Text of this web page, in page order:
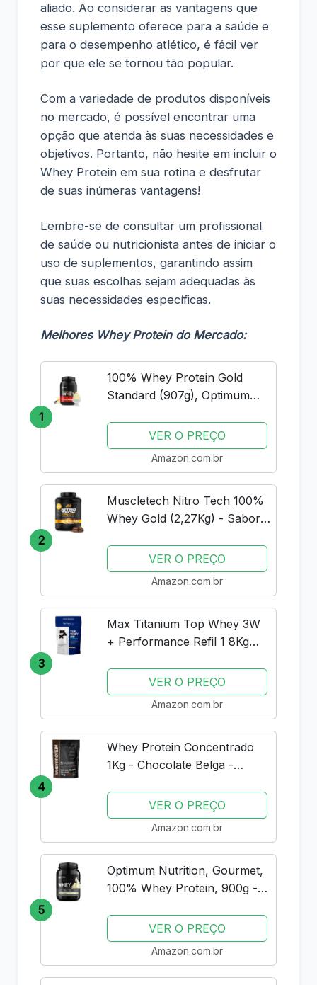
aliado. Ao considerar as vantagens que
esse suplemento oferece para a saúde e
para o desempenho atlético, é fácil ver
por que ele se tornou tão popular.
Com a variedade de produtos disponíveis
no mercado, é possível encontrar uma
opção que atenda às suas necessidades e
objetivos. Portanto, não hesite em incluir o
Whey Protein em sua rotina e desfrutar
de suas inúmeras vantagens!
Lembre-se de consultar um profissional
de saúde ou nutricionista antes de iniciar o
uso de suplementos, garantindo assim
que suas escolhas sejam adequadas às
suas necessidades específicas.
Melhores Whey Protein do Mercado:
1
100% Whey Protein Gold
Standard (907g), Optimum
VER O PREÇO
Amazon.com.br
2
Muscletech Nitro Tech 100%
Whey Gold (2,27Kg) - Sabor
Muscle TechVER O PREÇO
Amazon.com.br
3
Max Titanium Top Whey 3W
+ Performance Refil 1 8Kg
VER O PREÇO
Amazon.com.br
4
Whey Protein Concentrado
1Kg - Chocolate Belga -
VER O PREÇO
Amazon.com.br
5
Optimum Nutrition, Gourmet,
100% Whey Protein, 900g -
VER O PREÇO
Amazon.com.br